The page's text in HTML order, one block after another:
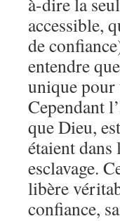
accessible,
de
entendre
unique pour
Cependant
que Dieu,
étaient
esclavage.
libère
confiance,